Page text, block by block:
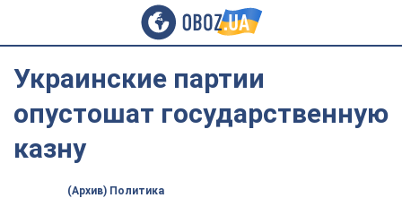
Украинские партии
опустошат государственную
казну
(Архив) Политика